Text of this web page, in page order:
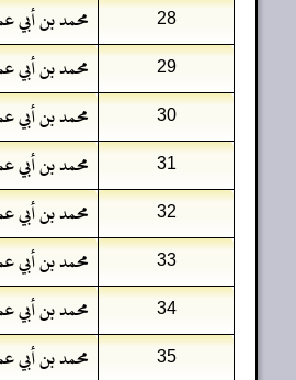
28 محمد بن أبي
29 محمد بن أبي
30 محمد بن أبي
31 محمد بن أبي
32 محمد بن أبي
33 محمد بن أبي
34 محمد بن أبي
35 محمد بن أبي